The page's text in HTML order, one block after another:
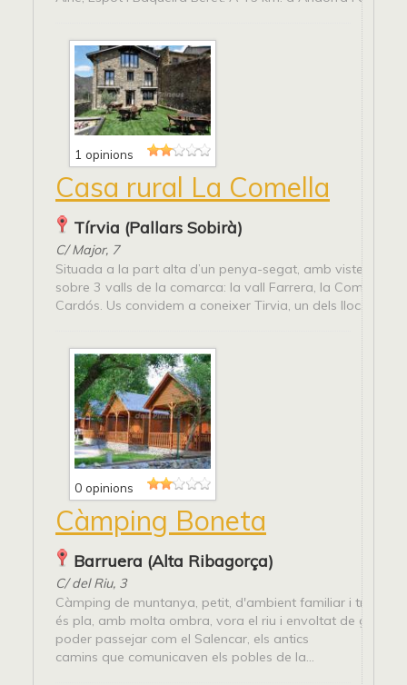
1 opinions
Casa rural La Comella
Tírvia (Pallars Sobirà)
C/ Major, 7
Situada a la part alta d’un penya-segat, amb vistes
sobre 3 valls de la comarca: la vall Farrera, la Coma i la
Cardós. Us convidem a coneixer Tirvia, un dels llocs amb
0 opinions
Càmping Boneta
Barruera (Alta Ribagorça)
C/ del Riu, 3
Càmping de muntanya, petit, d'ambient familiar i tranquil.
és pla, amb molta ombra, vora el riu i envoltat de grans
poder passejar com el Salencar, els antics
camins que comunicaven els pobles de la...